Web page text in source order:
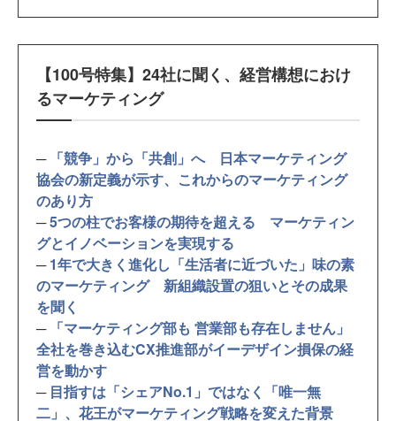
【100号特集】24社に聞く、経営構想におけ
るマーケティング
─ 「競争」から「共創」へ 日本マーケティング
協会の新定義が示す、これからのマーケティング
のあり方
─5つの柱でお客様の期待を超える マーケティン
グとイノベーションを実現する
─1年で大きく進化し「生活者に近づいた」味の素
のマーケティング 新組織設置の狙いとその成果
を聞く
─ 「マーケティング部も 営業部も存在しません」
全社を巻き込むCX推進部がイーデザイン損保の経
営を動かす
─ 目指すは「シェアNo.1」ではなく「唯一無
二」、花王がマーケティング戦略を変えた背景